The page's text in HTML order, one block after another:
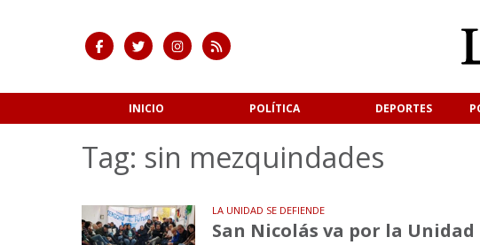
INICIO POLÍTICA DEPORTES
Tag: sin mezquindades
LA UNIDAD SE DEFIENDE
San Nicolás va por la Unidad